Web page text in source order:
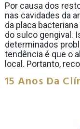
Por causa dos
nas cavidades da
da placa
do sulco gengival.
determinados
tendência é que o
local. Portanto,
15 Anos Da